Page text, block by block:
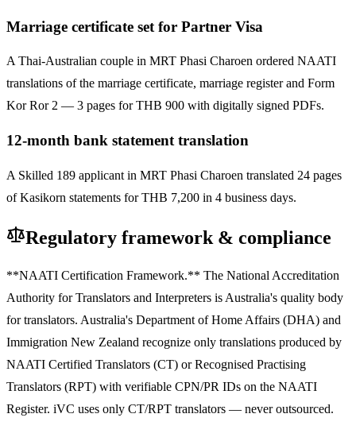
Marriage certificate set for Partner Visa
A Thai-Australian couple in MRT Phasi Charoen ordered NAATI
translations of the marriage certificate, marriage register and Form
Kor Ror 2 — 3 pages for THB 900 with digitally signed PDFs.
12-month bank statement translation
A Skilled 189 applicant in MRT Phasi Charoen translated 24 pages
of Kasikorn statements for THB 7,200 in 4 business days.
Regulatory framework & compliance
**NAATI Certification Framework.** The National Accreditation
Authority for Translators and Interpreters is Australia's quality body
for translators. Australia's Department of Home Affairs (DHA) and
Immigration New Zealand recognize only translations produced by
NAATI Certified Translators (CT) or Recognised Practising
Translators (RPT) with verifiable CPN/PR IDs on the NAATI
Register. iVC uses only CT/RPT translators — never outsourced.